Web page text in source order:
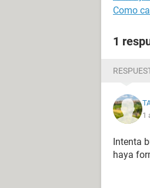
Como
1
1
Intenta
haya